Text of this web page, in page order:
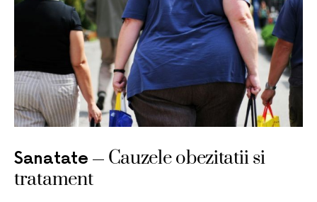
Sanatate
Cauzele obezitatii si
tratament